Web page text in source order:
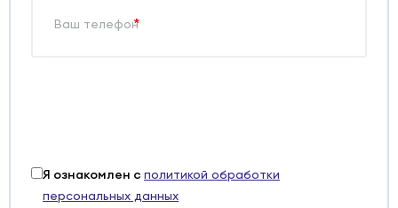
*
Я ознакомлен с политикой обработки
персональных данных